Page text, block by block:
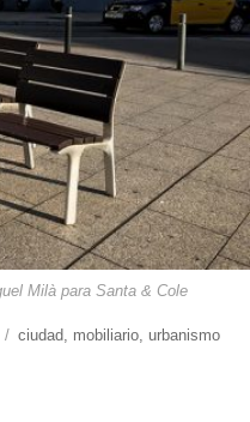
Milà para Santa & Cole
Etiquetas
ciudad, mobiliario,urbanismo